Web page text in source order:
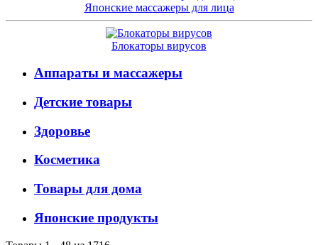
Японские массажеры для лица
Блокаторы вирусов
Аппараты и массажеры
Детские товары
Здоровье
Косметика
Товары для дома
Японские продукты